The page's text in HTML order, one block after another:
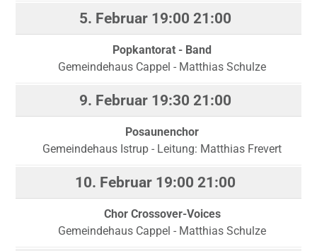
5. Februar19:00 21:00
Popkantorat - Band
Gemeindehaus Cappel - Matthias Schulze
9. Februar19:30 21:00
Posaunenchor
Gemeindehaus Istrup - Leitung: Matthias Frevert
10. Februar19:00 21:00
Chor Crossover-Voices
Gemeindehaus Cappel - Matthias Schulze